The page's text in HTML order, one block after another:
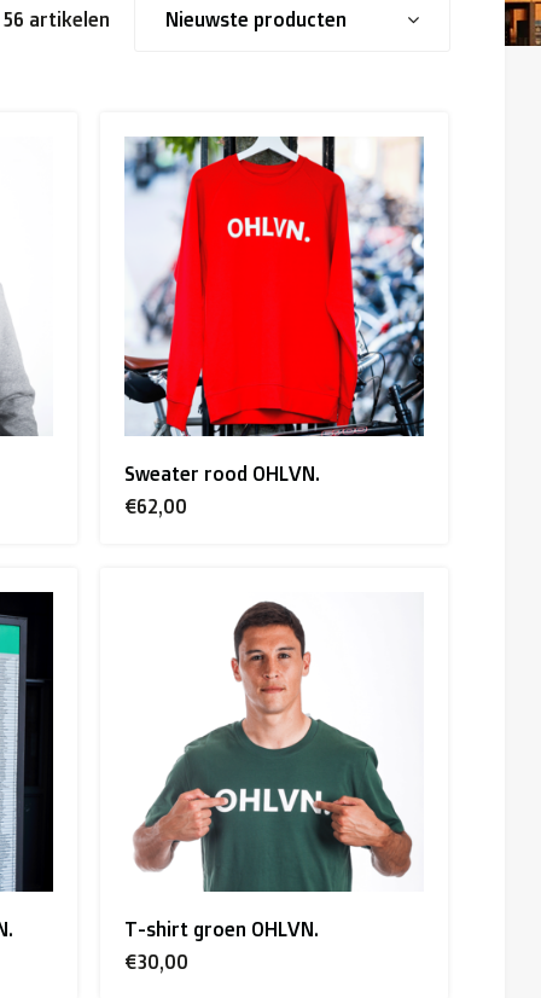
artikelen Nieuwste producten
Sweater rood OHLVN.
€62,00
T-shirt groen OHLVN.
€30,00